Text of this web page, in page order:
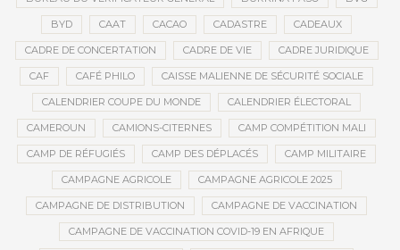
BYD CAAT CACAO CADASTRE CADEAUX
CADRE DE CONCERTATION CADRE DE VIE CADRE JURIDIQUE
CAF CAFÉ PHILO CAISSE MALIENNE DE SÉCURITÉ SOCIALE
CALENDRIER COUPE DU MONDE CALENDRIER ÉLECTORAL
CAMEROUN CAMIONS-CITERNES CAMP COMPÉTITION MALI
CAMP DE RÉFUGIÉS CAMP DES DÉPLACÉS CAMP MILITAIRE
CAMPAGNE AGRICOLE CAMPAGNE AGRICOLE 2025
CAMPAGNE DE DISTRIBUTION CAMPAGNE DE VACCINATION
CAMPAGNE DE VACCINATION COVID-19 EN AFRIQUE